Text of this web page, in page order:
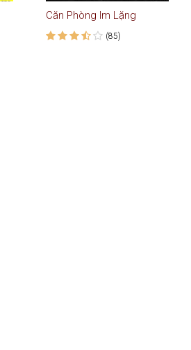
Căn Phòng Im Lặng
(85)